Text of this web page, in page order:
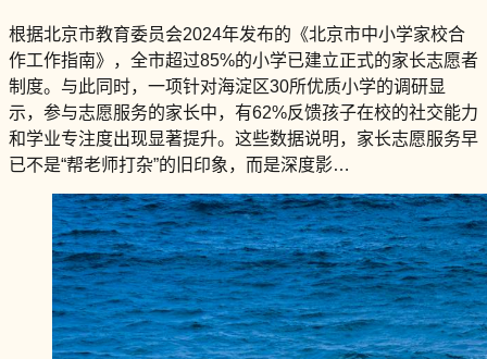
根据北京市教育委员会2024年发布的《北京市中小学家校合
作工作指南》，全市超过85%的小学已建立正式的家长志愿者
制度。与此同时，一项针对海淀区30所优质小学的调研显
示，参与志愿服务的家长中，有62%反馈孩子在校的社交能力
和学业专注度出现显著提升。这些数据说明，家长志愿服务早
已不是“帮老师打杂”的旧印象，而是深度影…